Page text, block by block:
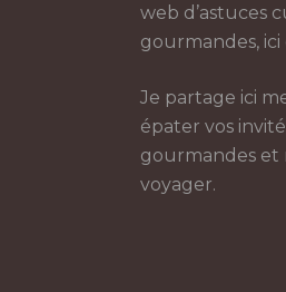
web d’astuces
gourmandes,
Je partage ici
épater vos
gourmandes et
voyager.